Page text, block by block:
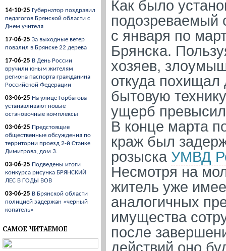
14-10-25 Губернатор поздравил
педагогов Брянской области с
Днем учителя
17-06-25 За выходные ветер
повалил в Брянске 22 дерева
17-06-25 В День России
вручили юным жителям
региона паспорта гражданина
Российской Федерации
03-06-25 На улице Горбатова
устанавливают новые
остановочные комплексы
03-06-25 Предстоящие
общественные обсуждения по
территории проезд 2-й Станке
Димитрова, дом 3.
03-06-25 Подведены итоги
конкурса рисунка БРЯНСКИЙ
ЛЕС В ГОДЫ ВОВ
03-06-25 В Брянской области
полицией задержан «черный
копатель»
САМОЕ ЧИТАЕМОЕ
Как было
подозреваемый
с января по
Брянска.
хозяев,
откуда
бытовую
ущерб
В конце марта
краж был
розыска УМВД
Несмотря на
житель уже
аналогичных
имущества
после
действий оно